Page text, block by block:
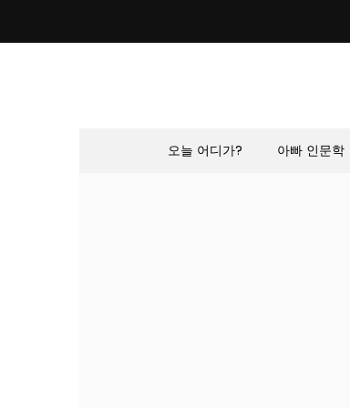
오늘 어디가? 아빠 인문학